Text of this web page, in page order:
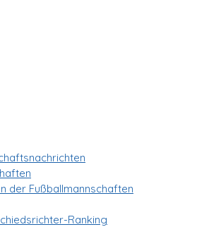
der Fußballmannschaften
Ranking